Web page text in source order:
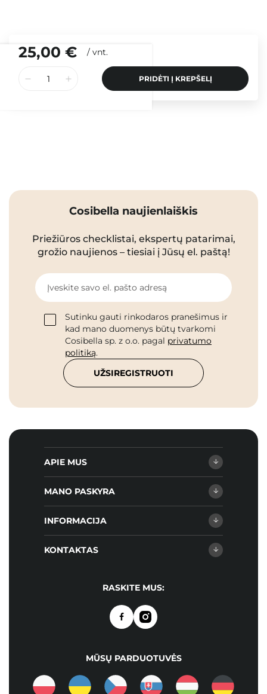
25,00 € / vnt.
PRIDĖTI Į KREPŠELĮ
Cosibella naujienlaiškis
Priežiūros checklistai, ekspertų patarimai,
grožio naujienos – tiesiai į Jūsų el. paštą!
Įveskite savo el. pašto adresą
Sutinku gauti rinkodaros pranešimus ir
kad mano duomenys būtų tvarkomi
Cosibella sp. z o.o. pagal privatumo
politiką.
UŽSIREGISTRUOTI
APIE MUS
MANO PASKYRA
INFORMACIJA
KONTAKTAS
RASKITE MUS:
MŪSŲ PARDUOTUVĖS